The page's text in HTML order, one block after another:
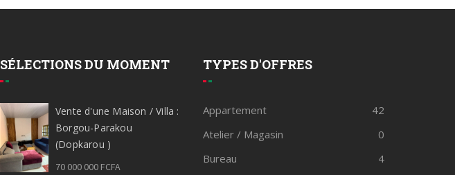
SÉLECTIONS DU MOMENT
Vente d'une Maison / Villa :
Borgou-Parakou
(Dopkarou )
70 000 000 FCFA
TYPES D'OFFRES
Appartement
42
Atelier / Magasin
0
Bureau
4